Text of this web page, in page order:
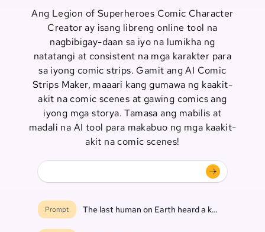
Ang Legion of Superheroes Comic Character
Creator ay isang libreng online tool na
nagbibigay-daan sa iyo na lumikha ng
natatangi at consistent na mga karakter para
sa iyong comic strips. Gamit ang AI Comic
Strips Maker, maaari kang gumawa ng kaakit-
akit na comic scenes at gawing comics ang
iyong mga storya. Tamasa ang mabilis at
madali na AI tool para makabuo ng mga kaakit-
akit na comic scenes!
Prompt The last human on Earth heard a knock at the